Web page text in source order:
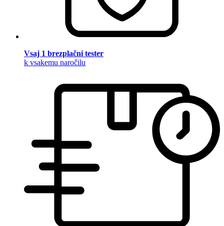
Vsaj 1 brezplačni tester
k vsakemu naročilu